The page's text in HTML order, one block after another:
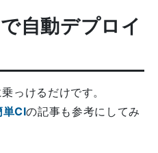
自動デプロイ
っけるだけです。
CIの記事も参考にしてみ